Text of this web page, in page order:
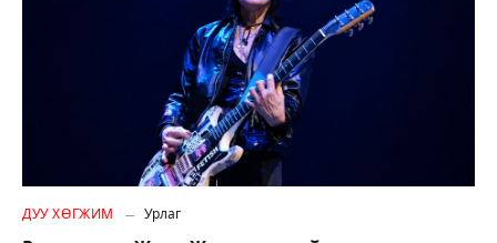
ДУУ ХӨГЖИМ Урлаг